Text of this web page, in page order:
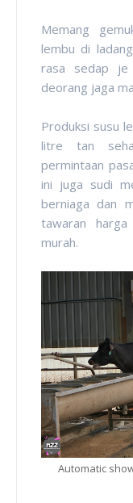
Memang
lembu di
rasa sedap
deorang jaga
Produksi susu
litre tan
permintaan
ini juga sudi
berniaga dan
tawaran
murah.
Automatic